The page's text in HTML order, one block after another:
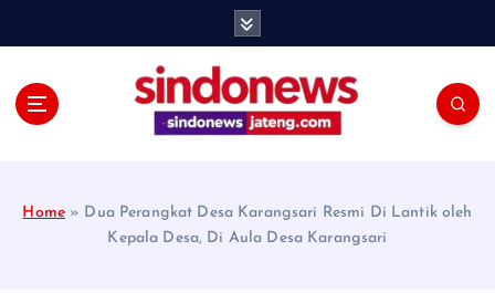
Home » Dua Perangkat Desa Karangsari Resmi Di Lantik oleh
Kepala Desa, Di Aula Desa Karangsari